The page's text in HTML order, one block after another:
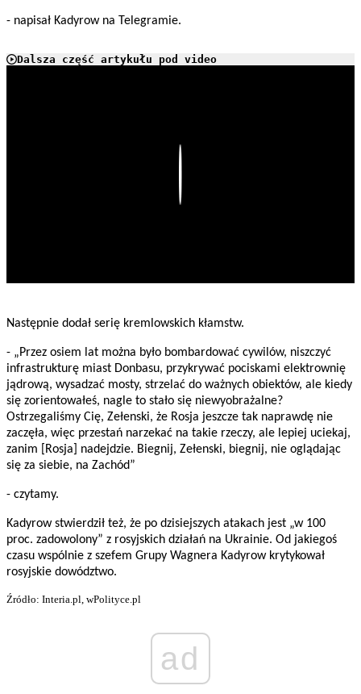
- napisał Kadyrow na Telegramie.
Dalsza część artykułu pod video
Następnie dodał serię kremlowskich kłamstw.
- „Przez osiem lat można było bombardować cywilów, niszczyć
infrastrukturę miast Donbasu, przykrywać pociskami elektrownię
jądrową, wysadzać mosty, strzelać do ważnych obiektów, ale kiedy
się zorientowałeś, nagle to stało się niewyobrażalne?
Ostrzegaliśmy Cię, Zełenski, że Rosja jeszcze tak naprawdę nie
zaczęła, więc przestań narzekać na takie rzeczy, ale lepiej uciekaj,
zanim [Rosja] nadejdzie. Biegnij, Zełenski, biegnij, nie oglądając
się za siebie, na Zachód”
- czytamy.
Kadyrow stwierdził też, że po dzisiejszych atakach jest „w 100
proc. zadowolony” z rosyjskich działań na Ukrainie. Od jakiegoś
czasu wspólnie z szefem Grupy Wagnera Kadyrow krytykował
rosyjskie dowództwo.
Źródło: Interia.pl, wPolityce.pl
ad